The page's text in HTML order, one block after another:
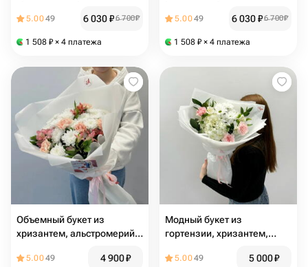
5.0049 6 030₽6 700₽
1 508 ₽ × 4 платежа
5.0049 6 030₽6 700₽
1 508 ₽ × 4 платежа
Объемный букет из
хризантем, альстромерий и
5.0049 4 900₽
Модный букет из
гортензии, хризантем,
2325.0049 5 000₽